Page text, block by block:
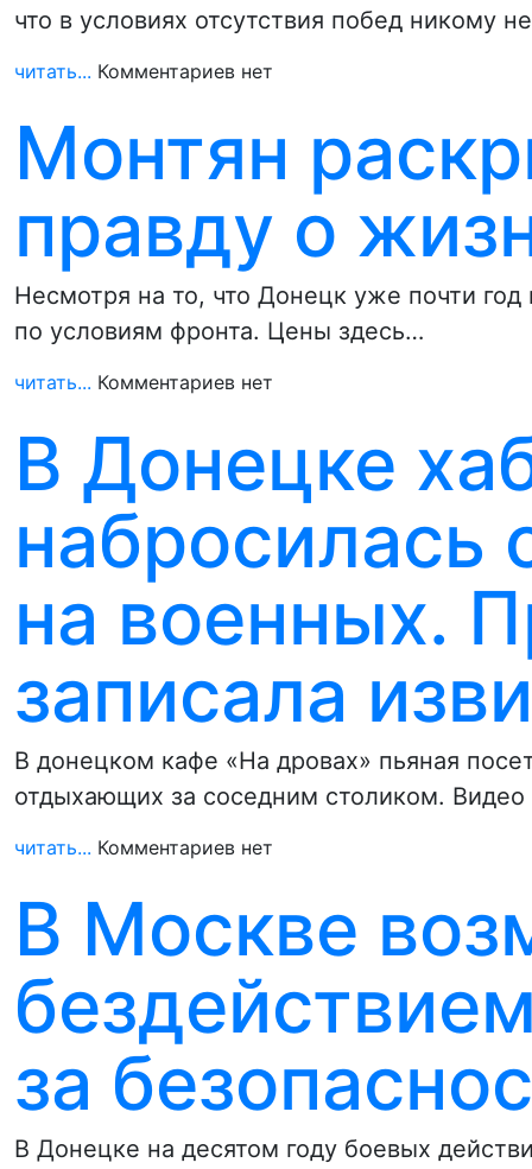
что в условиях отсутствия побед никому
читать... Комментариев нет
Монтян
правду о
Несмотря на то, что Донецк уже почти
по условиям фронта. Цены здесь…
читать... Комментариев нет
В Донецке
набросилась
на военных.
записала
В донецком кафе «На дровах» пьяная
отдыхающих за соседним столиком.
читать... Комментариев нет
В Москве
за
В Донецке на десятом году боевых